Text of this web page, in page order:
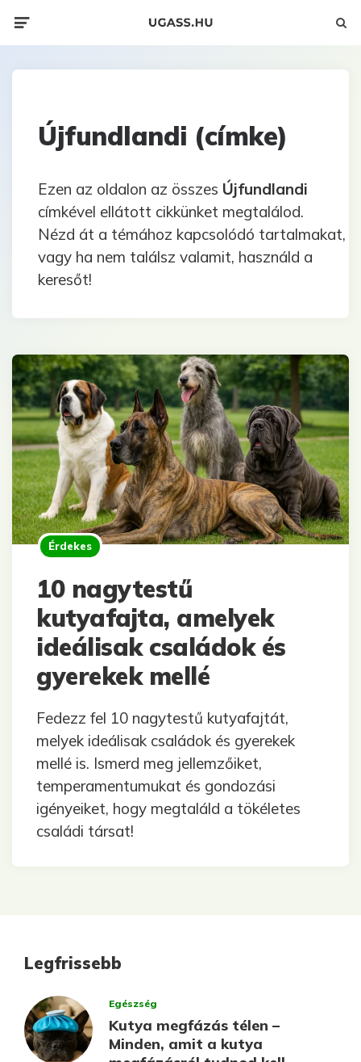
Újfundlandi (címke)
Ezen az oldalon az összes Újfundlandi
címkével ellátott cikkünket megtalálod.
Nézd át a témához kapcsolódó tartalmakat,
vagy ha nem találsz valamit, használd a
keresőt!
Érdekes
10 nagytestű
kutyafajta, amelyek
ideálisak családok és
gyerekek mellé
Fedezz fel 10 nagytestű kutyafajtát,
melyek ideálisak családok és gyerekek
mellé is. Ismerd meg jellemzőiket,
temperamentumukat és gondozási
igényeiket, hogy megtaláld a tökéletes
családi társat!
Legfrissebb
Egészség
Kutya megfázás télen –
Minden, amit a kutya